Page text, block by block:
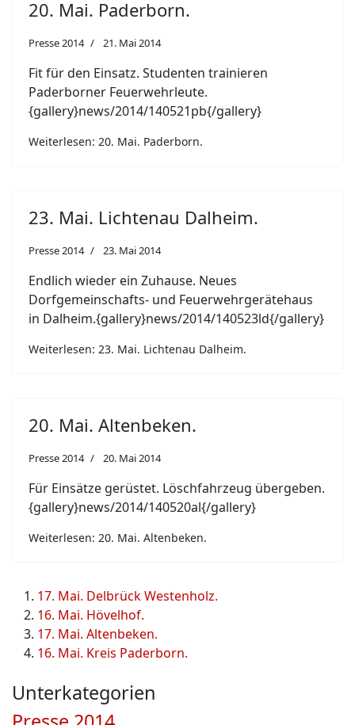
20. Mai. Paderborn.
Presse 2014 21. Mai 2014
Fit für den Einsatz. Studenten trainieren
Paderborner Feuerwehrleute.
{gallery}news/2014/140521pb{/gallery}
Weiterlesen: 20. Mai. Paderborn.
23. Mai. Lichtenau Dalheim.
Presse 2014 23. Mai 2014
Endlich wieder ein Zuhause. Neues
Dorfgemeinschafts- und Feuerwehrgerätehaus
in Dalheim.{gallery}news/2014/140523ld{/gallery}
Weiterlesen: 23. Mai. Lichtenau Dalheim.
20. Mai. Altenbeken.
Presse 2014 20. Mai 2014
Für Einsätze gerüstet. Löschfahrzeug übergeben.
{gallery}news/2014/140520al{/gallery}
Weiterlesen: 20. Mai. Altenbeken.
17. Mai. Delbrück Westenholz.
16. Mai. Hövelhof.
17. Mai. Altenbeken.
16. Mai. Kreis Paderborn.
Unterkategorien